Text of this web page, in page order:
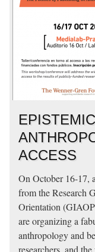
ACCESS
On October 16-17,
from the Research
Orientation
are organizing a
anthropology and
researchers, and